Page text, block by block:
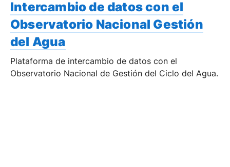
Intercambio de datos con el
Observatorio Nacional Gestión
del Agua
Plataforma de intercambio de datos con el
Observatorio Nacional de Gestión del Ciclo del Agua.